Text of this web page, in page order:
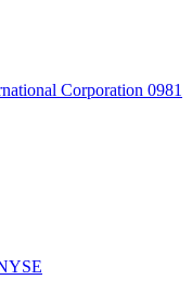
Corporation 0981